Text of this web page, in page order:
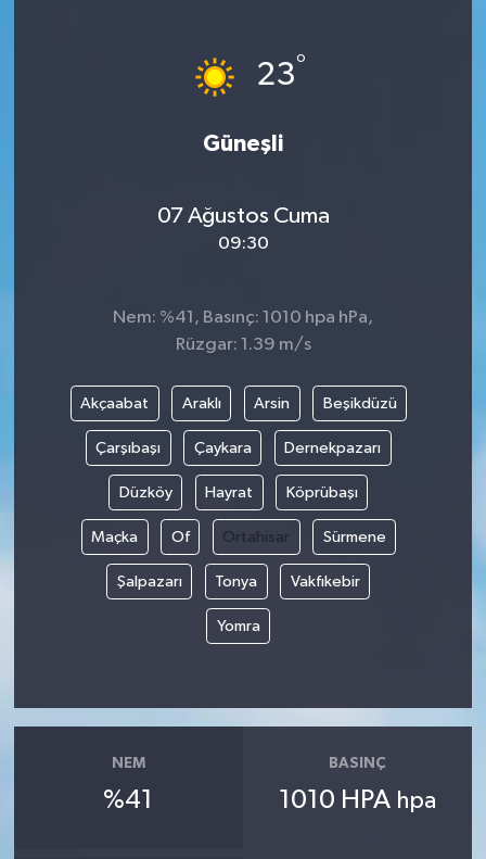
23°
Güneşli
07 Ağustos Cuma
09:30
Nem: %41, Basınç: 1010 hpa hPa,
Rüzgar: 1.39 m/s
Akçaabat Araklı Arsin Beşikdüzü
Çarşıbaşı Çaykara Dernekpazarı
Düzköy Hayrat Köprübaşı
Maçka Of Ortahisar Sürmene
Şalpazarı Tonya Vakfıkebir
Yomra
NEM
%41
BASINÇ
1010 HPA hpa